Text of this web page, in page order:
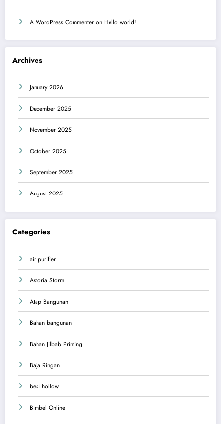
A WordPress Commenter on Hello world!
Archives
January 2026
December 2025
November 2025
October 2025
September 2025
August 2025
Categories
air purifier
Astoria Storm
Atap Bangunan
Bahan bangunan
Bahan Jilbab Printing
Baja Ringan
besi hollow
Bimbel Online